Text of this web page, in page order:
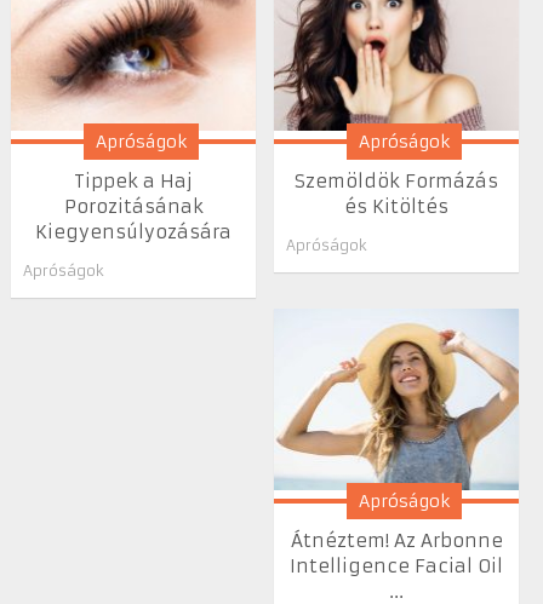
Apróságok
Tippek a Haj
Porozitásának
Kiegyensúlyozására
Apróságok
Apróságok
Szemöldök Formázás
és Kitöltés
Apróságok
Apróságok
Átnéztem! Az Arbonne
Intelligence Facial Oil
...